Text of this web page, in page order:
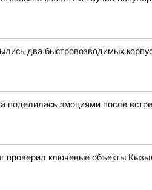
два быстровозводимых
поделилась эмоциями после
проверил ключевые объекты